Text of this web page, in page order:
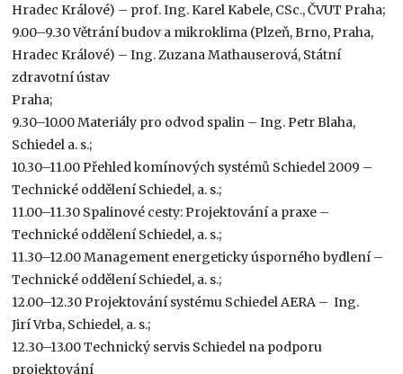
Hradec Králové) – prof. Ing. Karel Kabele, CSc., ČVUT Praha;
9.00–9.30 Větrání budov a mikroklima (Plzeň, Brno, Praha,
Hradec Králové) – Ing. Zuzana Mathauserová, Státní
zdravotní ústav
Praha;
9.30–10.00 Materiály pro odvod spalin – Ing. Petr Blaha,
Schiedel a. s.;
10.30–11.00 Přehled komínových systémů Schiedel 2009 –
Technické oddělení Schiedel, a. s.;
11.00–11.30 Spalinové cesty: Projektování a praxe –
Technické oddělení Schiedel, a. s.;
11.30–12.00 Management energeticky úsporného bydlení –
Technické oddělení Schiedel, a. s.;
12.00–12.30 Projektování systému Schiedel AERA – Ing.
Jirí Vrba, Schiedel, a. s.;
12.30–13.00 Technický servis Schiedel na podporu
projektování